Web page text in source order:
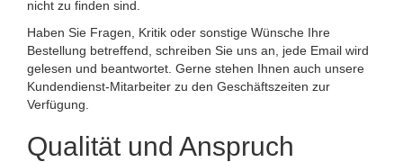
nicht zu finden sind.
Haben Sie Fragen, Kritik oder sonstige Wünsche Ihre
Bestellung betreffend, schreiben Sie uns an, jede Email wird
gelesen und beantwortet. Gerne stehen Ihnen auch unsere
Kundendienst-Mitarbeiter zu den Geschäftszeiten zur
Verfügung.
Qualität und Anspruch